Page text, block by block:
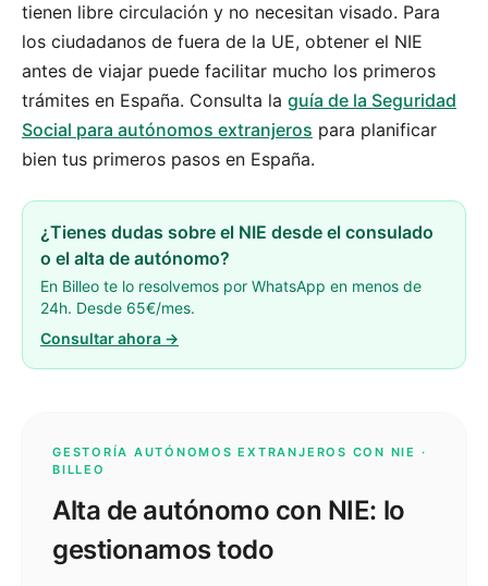
tienen libre circulación y no necesitan visado. Para
los ciudadanos de fuera de la UE, obtener el NIE
antes de viajar puede facilitar mucho los primeros
trámites en España. Consulta la guía de la Seguridad
Social para autónomos extranjeros para planificar
bien tus primeros pasos en España.
¿Tienes dudas sobre el NIE desde el consulado
o el alta de autónomo?
En Billeo te lo resolvemos por WhatsApp en menos de
24h. Desde 65€/mes.
Consultar ahora →
GESTORÍA AUTÓNOMOS EXTRANJEROS CON NIE ·
BILLEO
Alta de autónomo con NIE: lo
gestionamos todo